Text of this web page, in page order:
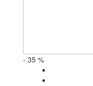
- 35 %